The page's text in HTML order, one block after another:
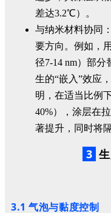
差达3.2℃）。
与纳米材料协同
要方向。例如，
径7-14 nm）部
生的“嵌入”效应
明，在适当比例
40%），涂层在
著提升，同时将
3
3.1 气泡与黏度控制